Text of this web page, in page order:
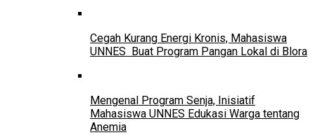
Cegah Kurang Energi Kronis, Mahasiswa
UNNES Buat Program Pangan Lokal di Blora
Mengenal Program Senja, Inisiatif
Mahasiswa UNNES Edukasi Warga tentang
Anemia